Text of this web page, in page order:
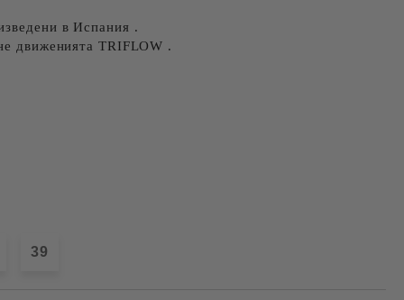
в Испания .
движенията TRIFLOW .
39